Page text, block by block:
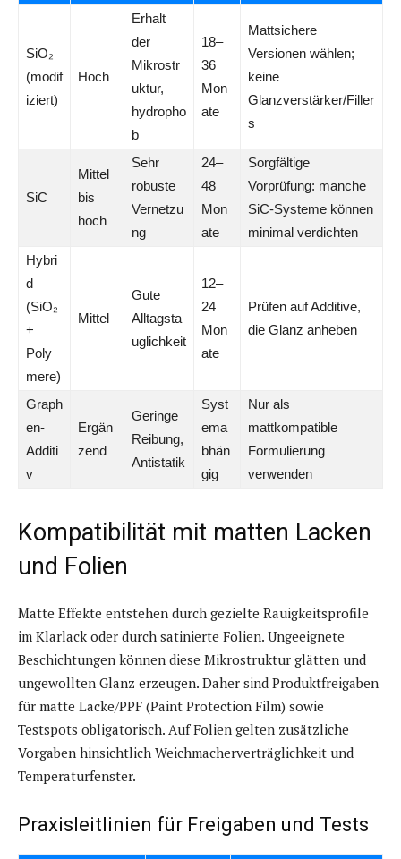
SiO₂
(modif
iziert)
Hoch
Erhalt
der
Mikrostr
uktur,
hydropho
b
18–
36
Mon
ate
Mattsichere
Versionen wählen;
keine
Glanzverstärker/Filler
s
SiC
Mittel
bis
hoch
Sehr
robuste
Vernetzu
ng
24–
48
Mon
ate
Sorgfältige
Vorprüfung: manche
SiC-Systeme können
minimal verdichten
Hybri
d
(SiO₂
+
Poly
mere)
Mittel
Gute
Alltagsta
uglichkeit
12–
24
Mon
ate
Prüfen auf Additive,
die Glanz anheben
Graph
en-
Additi
v
Ergän
zend
Geringe
Reibung,
Antistatik
Syst
ema
bhän
gig
Nur als
mattkompatible
Formulierung
verwenden
Kompatibilität mit matten Lacken
und Folien
Matte Effekte entstehen durch gezielte Rauigkeitsprofile
im Klarlack oder durch satinierte Folien. Ungeeignete
Beschichtungen können diese Mikrostruktur glätten und
ungewollten Glanz erzeugen. Daher sind Produktfreigaben
für matte Lacke/PPF (Paint Protection Film) sowie
Testspots obligatorisch. Auf Folien gelten zusätzliche
Vorgaben hinsichtlich Weichmacherverträglichkeit und
Temperaturfenster.
Praxisleitlinien für Freigaben und Tests